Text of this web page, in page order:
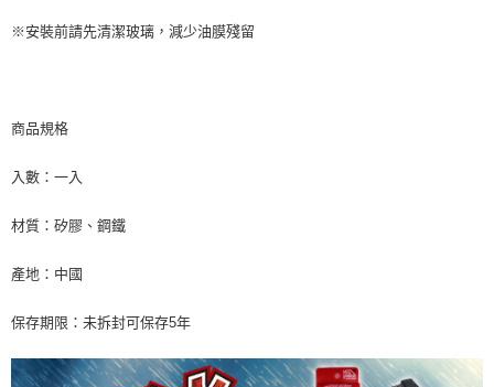
※安裝前請先清潔玻璃，減少油膜殘留
商品規格
入數：一入
材質：矽膠、鋼鐵
產地：中國
保存期限：未拆封可保存5年